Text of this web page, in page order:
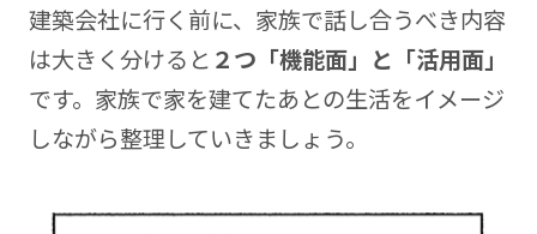
建築会社に行く前に、家族で話し合うべき内容
は大きく分けると ２つ「機能面」と「活用面」
です。家族で家を建てたあとの生活をイメージ
しながら整理していきましょう。